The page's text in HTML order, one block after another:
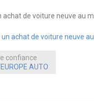
de voiture neuve au
confiance
AUTO